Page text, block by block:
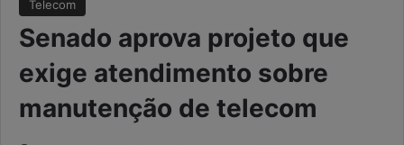
Telecom
Senado aprova projeto que
exige atendimento sobre
manutenção de telecom